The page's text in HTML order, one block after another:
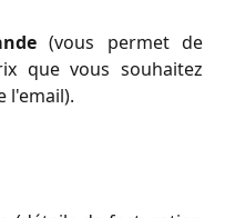
(vous permet de
que vous souhaitez
l'email).